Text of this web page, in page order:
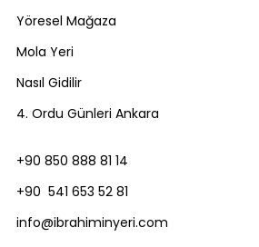
Yöresel Mağaza
Mola Yeri
Nasıl Gidilir
4. Ordu Günleri Ankara
+90 850 888 81 14
+90 541 653 52 81
info@ibrahiminyeri.com